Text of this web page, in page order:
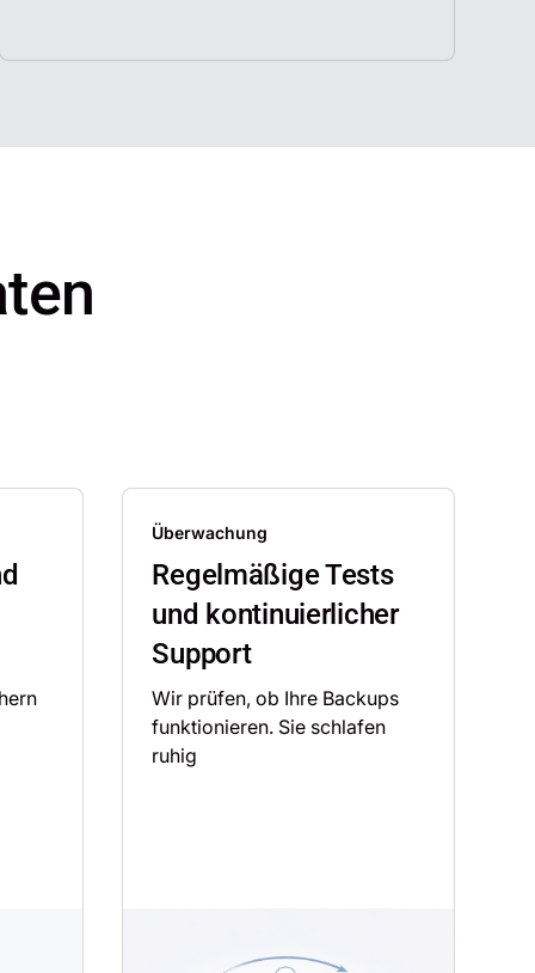
Überwachung
Regelmäßige Tests
und kontinuierlicher
Support
Wir prüfen, ob Ihre Backups
funktionieren. Sie schlafen
ruhig